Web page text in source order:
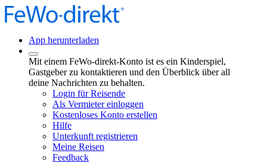
App herunterladen
Mit einem FeWo-direkt-Konto ist es ein Kinderspiel,
Gastgeber zu kontaktieren und den Überblick über all
deine Nachrichten zu behalten.
Login für Reisende
Als Vermieter einloggen
Kostenloses Konto erstellen
Hilfe
Unterkunft registrieren
Meine Reisen
Feedback